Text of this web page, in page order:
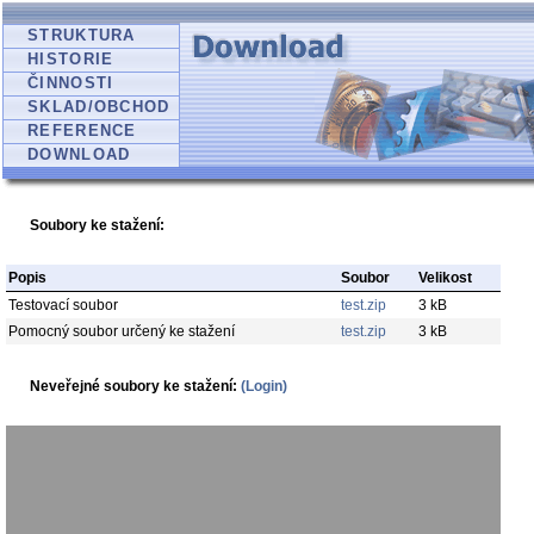
STRUKTURA
HISTORIE
ČINNOSTI
SKLAD/OBCHOD
REFERENCE
DOWNLOAD
Soubory ke stažení:
Popis Soubor
Velikost
Testovací soubor
test.zip
3 kB
Pomocný soubor určený ke stažení
test.zip 3 kB
Neveřejné soubory ke stažení: (Login)